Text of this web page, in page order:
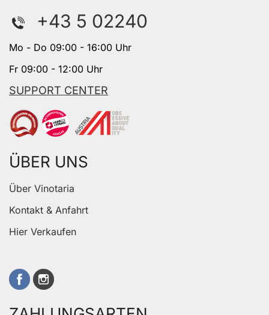
+43 5 02240
Mo - Do 09:00 - 16:00 Uhr
Fr 09:00 - 12:00 Uhr
SUPPORT CENTER
ÜBER UNS
Über Vinotaria
Kontakt & Anfahrt
Hier Verkaufen